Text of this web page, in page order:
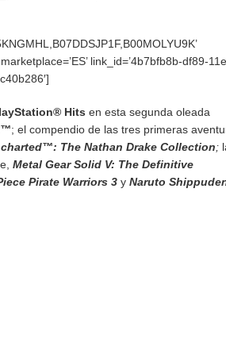
link_id=’4b7bfb8b-df89-
Hits en esta segunda oleada
; el compendio de las tres primeras
The Nathan Drake Collection;
Metal Gear Solid V: The Definitive
Pirate Warriors 3 yNaruto